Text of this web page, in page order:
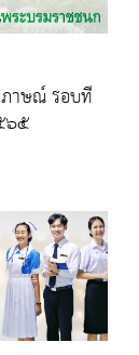
าษณ์ รอบที่
๖๕